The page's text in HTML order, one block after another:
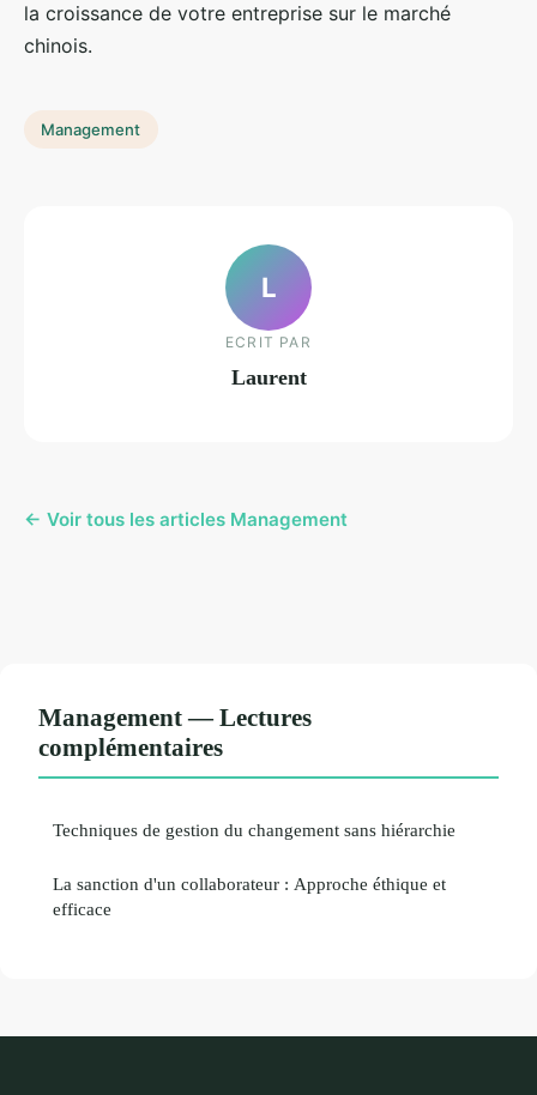
la croissance de votre entreprise sur le marché
chinois.
Management
L
ECRIT PAR
Laurent
← Voir tous les articles Management
Management — Lectures
complémentaires
Techniques de gestion du changement sans hiérarchie
La sanction d'un collaborateur : Approche éthique et
efficace